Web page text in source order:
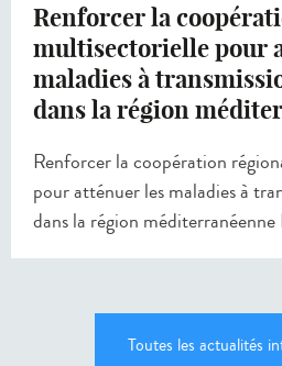
Renforcer la
multisectorielle pour
maladies à
dans la région
Renforcer la coopération
pour atténuer les maladies à
dans la région
Toutes les actualités